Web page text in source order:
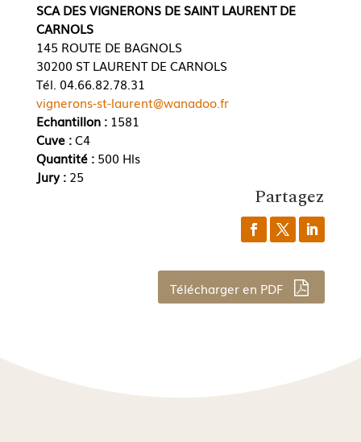
SCA DES VIGNERONS DE SAINT LAURENT DE
CARNOLS
145 ROUTE DE BAGNOLS
30200 ST LAURENT DE CARNOLS
Tél. 04.66.82.78.31
vignerons-st-laurent@wanadoo.fr
Echantillon :1581
Cuve :C4
Quantité : 500 Hls
Jury : 25
Partagez
Télécharger en PDF